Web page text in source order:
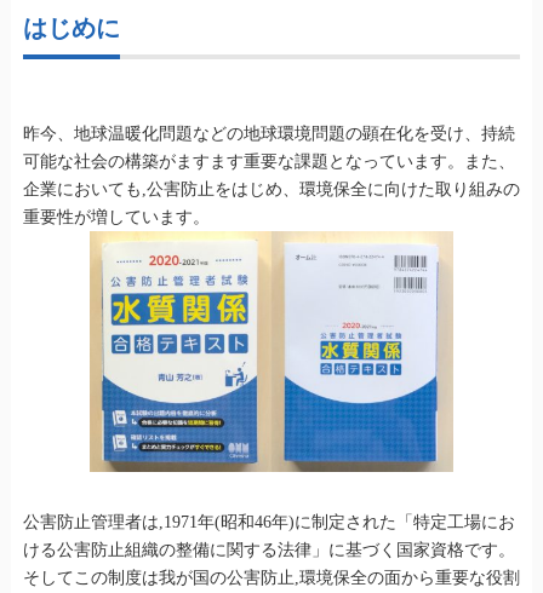
はじめに
昨今、地球温暖化問題などの地球環境問題の顕在化を受け、持続
可能な社会の構築がますます重要な課題となっています。また、
企業においても,公害防止をはじめ、環境保全に向けた取り組みの
重要性が増しています。
公害防止管理者は,1971年(昭和46年)に制定された「特定工場にお
ける公害防止組織の整備に関する法律」に基づく国家資格です。
そしてこの制度は我が国の公害防止,環境保全の面から重要な役割